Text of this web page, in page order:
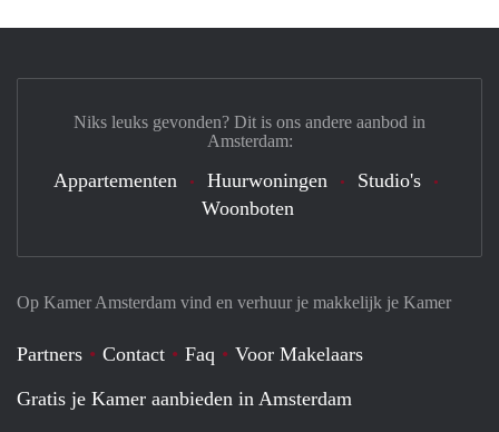
Op Kamer Amsterdam vind en verhuur je makkelijk je Kamer
Partners Contact Faq
Voor Makelaars
Gratis je Kamer aanbieden in Amsterdam
Niks leuks gevonden? Dit is ons andere aanbod in
Amsterdam:
Appartementen Huurwoningen
Studio's
Woonboten